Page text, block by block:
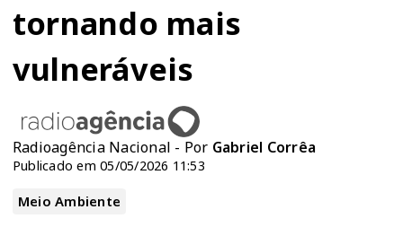
tornando mais
vulneráveis
Radioagência Nacional - Por Gabriel Corrêa
Publicado em 05/05/2026 11:53
Meio Ambiente